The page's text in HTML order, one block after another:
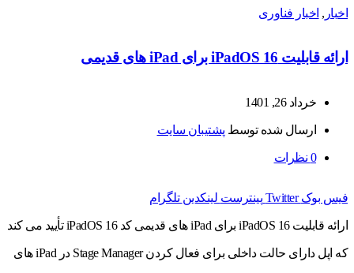
اخبار , اخبار فناوری
ارائه قابلیت iPadOS 16 برای iPad های قدیمی
خرداد 26, 1401
ارسال شده توسط پشتیبان سایت
0 نظرات
فیس بوک Twitter پینترست لینکدین تلگرام
ارائه قابلیت iPadOS 16 برای iPad های قدیمی کد iPadOS 16 تأیید می کند
که اپل دارای حالت داخلی برای فعال کردن Stage Manager در iPad های